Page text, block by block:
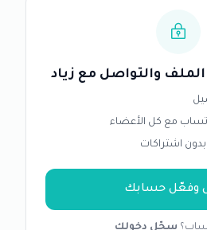
والتواصل مع زياد
مع كل الأعضاء
وفعّل حسابك
سجّل دخولك